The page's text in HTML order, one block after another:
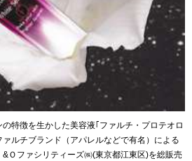
特徴を生かした美容液｢ファルチ・プロテオロ
ルチブランド（アパレルなどで有名）による
Ｏファシリティーズ㈱(東京都江東区)を総販売